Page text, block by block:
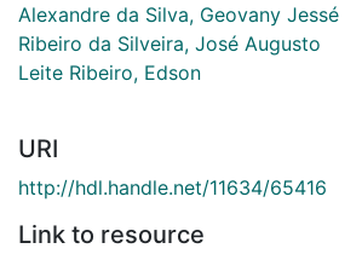
Alexandre da Silva, Geovany Jessé
Ribeiro da Silveira, José Augusto
Leite Ribeiro, Edson
URI
http://hdl.handle.net/11634/65416
Link to resource